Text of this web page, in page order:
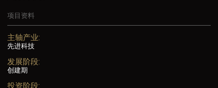
项目资料
主轴产业:
先进科技
发展阶段:
创建期
投资阶段: